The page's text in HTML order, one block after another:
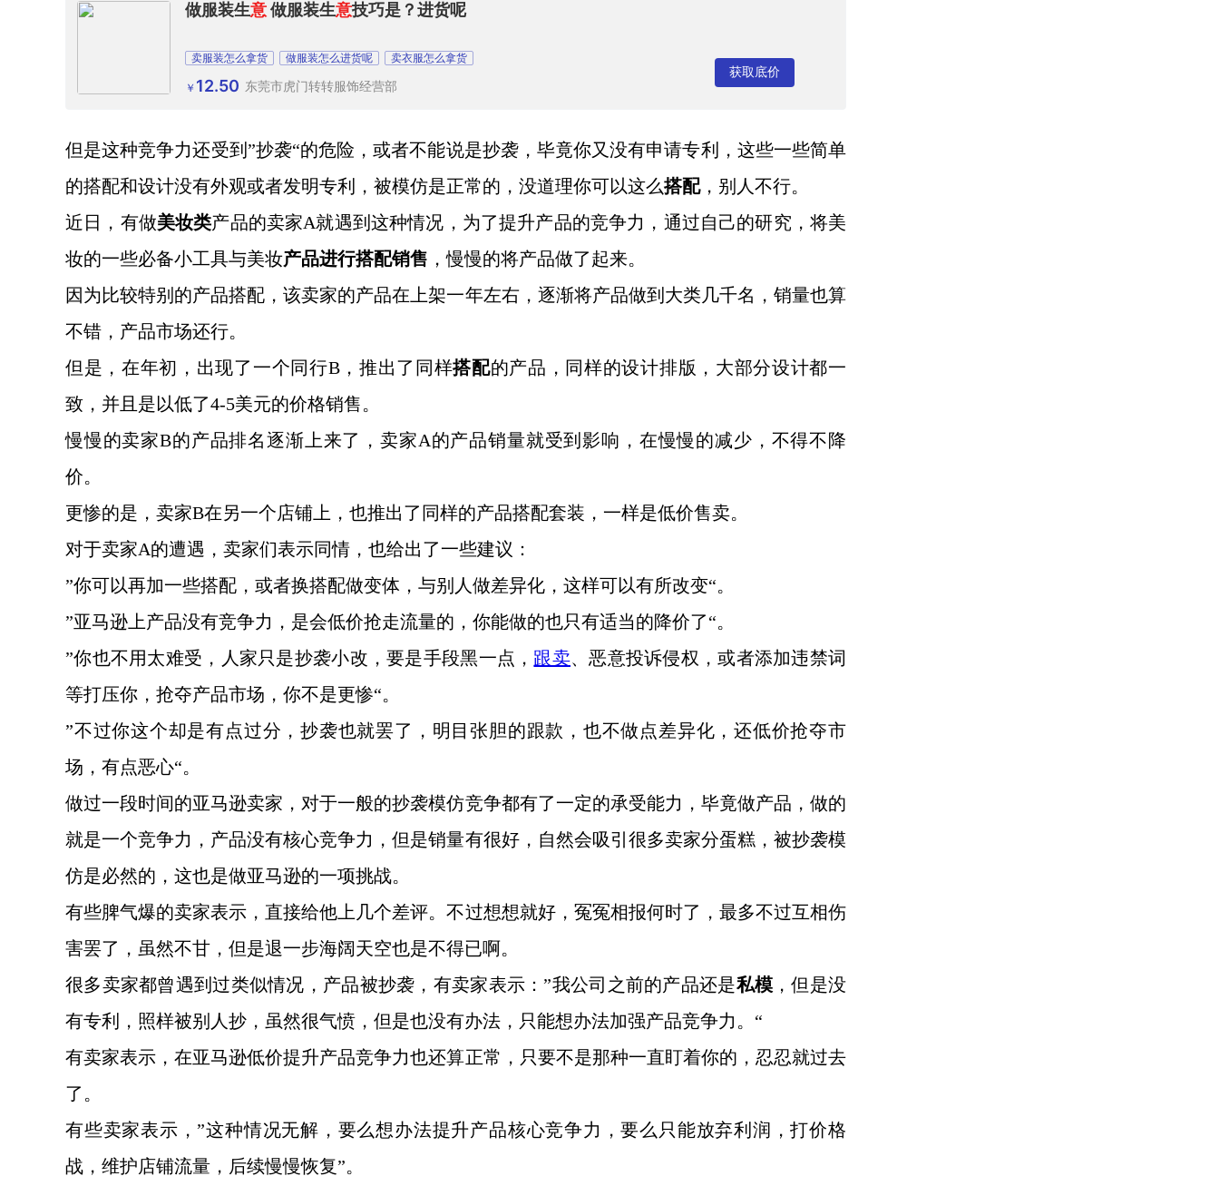
做服装生意做服装生意技巧是？进货呢
卖服装怎么拿货 做服装怎么进货呢 卖衣服怎么拿货
￥ 12.50 东莞市虎门转转服饰经营部
获取底价
但是这种竞争力还受到 ”抄袭“的危险，或者不能说是抄袭，毕竟你又没有申请专利，这些一些简单
的搭配和设计没有外观或者发明专利，被模仿是正常的，没道理你可以这么搭配，别人不行。
近日，有做美妆类产品的卖家A就遇到这种情况，为了提升产品的竞争力，通过自己的研究，将美
妆的一些必备小工具与美妆产品进行搭配销售 ，慢慢的将产品做了起来。
因为比较特别的产品搭配，该卖家的产品在上架一年左右，逐渐将产品做到大类几千名，销量也算
不错，产品市场还行。
但是，在年初，出现了一个同行B，推出了同样搭配的产品，同样的设计排版，大部分设计都一
致，并且是以低了4-5美元的价格销售。
慢慢的卖家B的产品排名逐渐上来了，卖家A的产品销量就受到影响，在慢慢的减少，不得不降
价。
更惨的是，卖家B在另一个店铺上，也推出了同样的产品搭配套装，一样是低价售卖。
对于卖家A的遭遇，卖家们表示同情，也给出了一些建议：
”你可以再加一些搭配，或者换搭配做变体，与别人做差异化，这样可以有所改变“。
”亚马逊上产品没有竞争力，是会低价抢走流量的，你能做的也只有适当的降价了“。
”你也不用太难受，人家只是抄袭小改，要是手段黑一点， 跟卖、恶意投诉侵权，或者添加违禁词
等打压你，抢夺产品市场，你不是更惨“。
”不过你这个却是有点过分，抄袭也就罢了，明目张胆的跟款，也不做点差异化，还低价抢夺市
场，有点恶心“。
做过一段时间的亚马逊卖家，对于一般的抄袭模仿竞争都有了一定的承受能力，毕竟做产品，做的
就是一个竞争力，产品没有核心竞争力，但是销量有很好，自然会吸引很多卖家分蛋糕，被抄袭模
仿是必然的，这也是做亚马逊的一项挑战。
有些脾气爆的卖家表示，直接给他上几个差评。不过想想就好，冤冤相报何时了，最多不过互相伤
害罢了，虽然不甘，但是退一步海阔天空也是不得已啊。
很多卖家都曾遇到过类似情况，产品被抄袭，有卖家表示：”我公司之前的产品还是私模 ，但是没
有专利，照样被别人抄，虽然很气愤，但是也没有办法，只能想办法加强产品竞争力。 “
有卖家表示，在亚马逊低价提升产品竞争力也还算正常，只要不是那种一直盯着你的，忍忍就过去
了。
有些卖家表示，”这种情况无解，要么想办法提升产品核心竞争力，要么只能放弃利润，打价格
战，维护店铺流量，后续慢慢恢复”。